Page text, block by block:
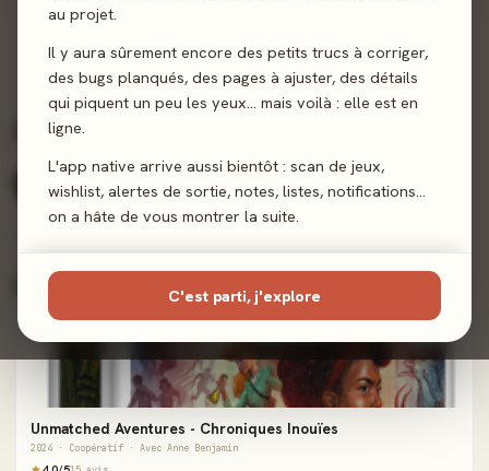
au projet.
Il y aura sûrement encore des petits trucs à corriger,
des bugs planqués, des pages à ajuster, des détails
qui piquent un peu les yeux… mais voilà : elle est en
ligne.
L'app native arrive aussi bientôt : scan de jeux,
wishlist, alertes de sortie, notes, listes, notifications…
on a hâte de vous montrer la suite.
C'est parti, j'explore
Ludographie complète
Tous (3) Expert (2) Coopératif (1)
RECOMMANDÉS 70–89%
Unmatched Aventures - Chroniques Inouïes
2024 · Coopératif · Avec Anne Benjamin